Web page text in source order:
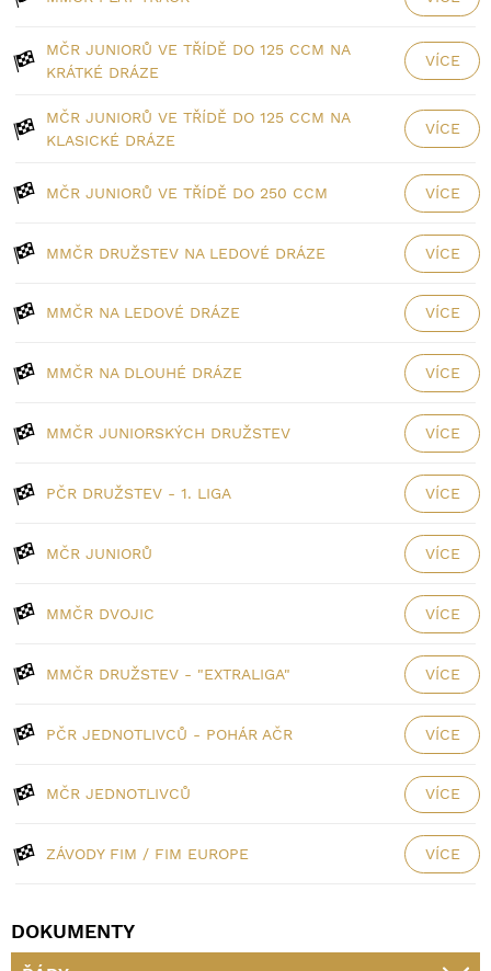
MČR JUNIORŮ VE TŘÍDĚ DO 125 CCM NA
KRÁTKÉ DRÁZE
VÍCE
MČR JUNIORŮ VE TŘÍDĚ DO 125 CCM NA
KLASICKÉ DRÁZE
VÍCE
MČR JUNIORŮ VE TŘÍDĚ DO 250 CCM VÍCE
MMČR DRUŽSTEV NA LEDOVÉ DRÁZE VÍCE
MMČR NA LEDOVÉ DRÁZE VÍCE
MMČR NA DLOUHÉ DRÁZE VÍCE
MMČR JUNIORSKÝCH DRUŽSTEV VÍCE
PČR DRUŽSTEV - 1. LIGA VÍCE
MČR JUNIORŮ VÍCE
MMČR DVOJIC VÍCE
MMČR DRUŽSTEV - "EXTRALIGA" VÍCE
PČR JEDNOTLIVCŮ - POHÁR AČR VÍCE
MČR JEDNOTLIVCŮ VÍCE
ZÁVODY FIM / FIM EUROPE VÍCE
DOKUMENTY